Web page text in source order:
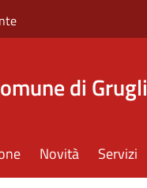
di
Novità Servizi